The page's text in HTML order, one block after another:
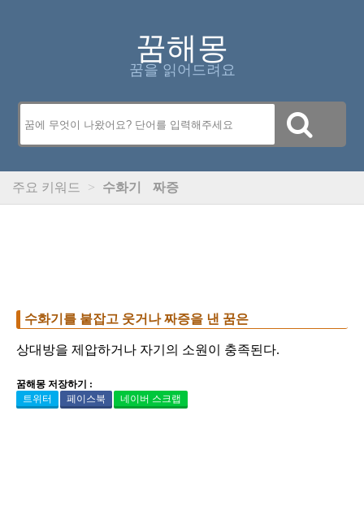
꿈해몽
꿈을 읽어드려요
주요 키워드 > 수화기 짜증
수화기를 붙잡고 웃거나 짜증을 낸 꿈은
상대방을 제압하거나 자기의 소원이 충족된다.
꿈해몽 저장하기 :
트위터
페이스북 네이버 스크랩